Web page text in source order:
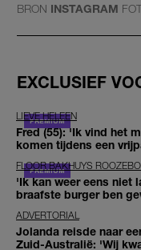
BRON INSTAGRAM
EXCLUSIEF
LIEVE HELEEN
Fred (55): 'Ik vind het
komen tijdens een
FLOOR BAKHUYS
'Ik kan weer eens niet
braafste burger ben
ADVERTORIAL
Jolanda reisde naar
Zuid-Australië: 'Wij